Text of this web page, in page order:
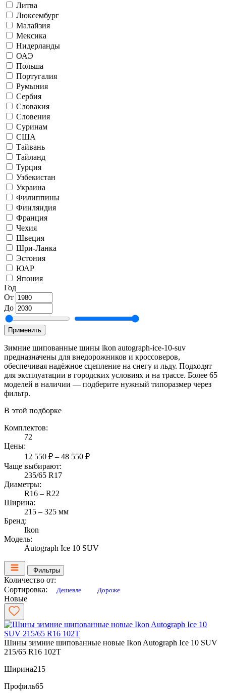
Литва
Люксембург
Малайзия
Мексика
Нидерланды
ОАЭ
Польша
Португалия
Румыния
Сербия
Словакия
Словения
Суринам
США
Тайвань
Тайланд
Турция
Узбекистан
Украина
Филиппины
Финляндия
Франция
Чехия
Швеция
Шри-Ланка
Эстония
ЮАР
Япония
Год
От
До
Применить
Зимние шипованные шины ikon autograph-ice-10-suv
предназначены для внедорожников и кроссоверов,
обеспечивая надёжное сцепление на снегу и льду. Подходят
для эксплуатации в городских условиях и на трассе. Более 65
моделей в наличии — подберите нужный типоразмер через
фильтр.
В этой подборке
Комплектов:
72
Цены:
12 550 ₽ – 48 550 ₽
Чаще выбирают:
235/65 R17
Диаметры:
R16 – R22
Ширина:
215 – 325 мм
Бренд:
Ikon
Модель:
Autograph Ice 10 SUV
Фильтры
Количество от:
Сортировка:
Дешевле Дороже
Новые
Шины зимние шипованные новые Ikon Autograph Ice 10 SUV
215/65 R16 102T
Ширина215
Профиль65